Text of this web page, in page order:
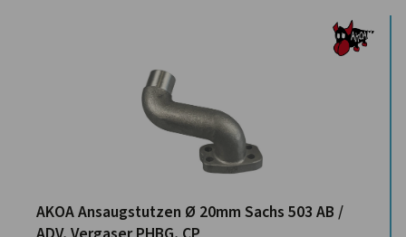
AKOA Ansaugstutzen Ø 20mm Sachs 503 AB /